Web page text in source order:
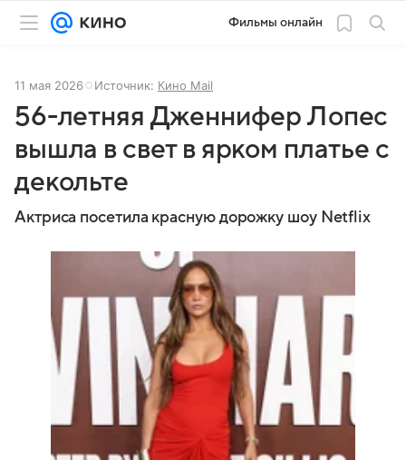
Фильмы онлайн
11 мая 2026 Источник: Кино Mail
56-летняя Дженнифер Лопес
вышла в свет в ярком платье с
декольте
Актриса посетила красную дорожку шоу Netflix